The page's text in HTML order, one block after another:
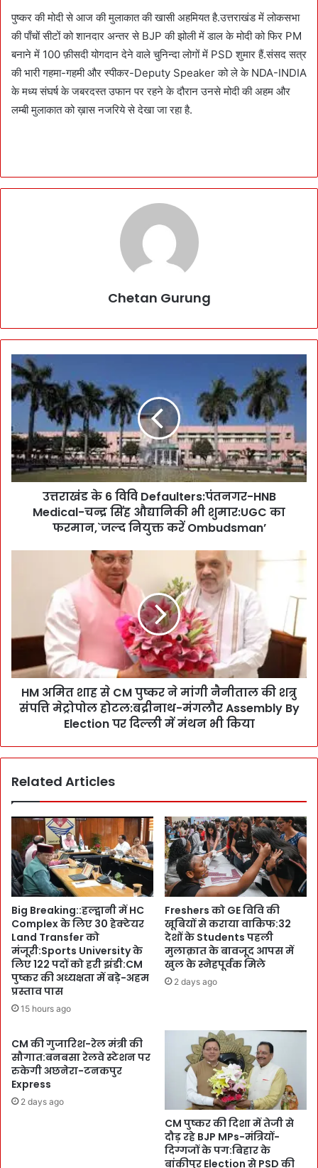
पुष्कर की मोदी से आज की मुलाकात की खासी अहमियत है.उत्तराखंड में लोकसभा
की पाँचों सीटों को शानदार अन्तर से BJP की झोली में डाल के मोदी को फिर PM
बनाने में 100 फ़ीसदी योगदान देने वाले चुनिन्दा लोगों में PSD शुमार हैं.संसद सत्र
की भारी गहमा-गहमी और स्पीकर-Deputy Speaker को ले के NDA-INDIA
के मध्य संघर्ष के जबरदस्त उफान पर रहने के दौरान उनसे मोदी की अहम और
लम्बी मुलाकात को ख़ास नजरिये से देखा जा रहा है.
Chetan Gurung
उ
त्त
रा
खं
के
6
वि
वि
त
H
B
i
c
a
l
-
च
न्द्र
सिं
ह
औ
द्या
नि
शु
मा
र
U
उत्तराखंड के 6 विवि Defaulters:पंतनगर-HNB
Medical-चन्द्र सिंह औद्यानिकी भी शुमार:UGC का
फरमान,`जल्द नियुक्त करें Ombudsman’
C
गी
की
श
त्रु
सं
प
त्ति
मे
ट्रो
पो
ल
हो
:
ब
द्री
HM अमित शाह से CM पुष्कर ने मांगी नैनीताल की शत्रु
संपत्ति मेट्रोपोल होटल:बद्रीनाथ-मंगलौर Assembly By
Election पर दिल्ली में मंथन भी किया
Related Articles
Big Breaking::हल्द्वानी में HC
Complex के लिए 30 हेक्टेयर
Land Transfer को
मंजूरी:Sports University के
लिए 122 पदों को हरी झंडी:CM
पुष्कर की अध्यक्षता में बड़े-अहम
प्रस्ताव पास
15 hours ago
Freshers को GE विवि की
खूबियों से कराया वाकिफ:32
देशों के Students पहली
मुलाक़ात के बावजूद आपस में
खुल के स्नेहपूर्वक मिले
2 days ago
CM की गुजारिश-रेल मंत्री की
सौगात:बनबसा रेलवे स्टेशन पर
रुकेगी अछनेरा-टनकपुर
Express
2 days ago
CM पुष्कर की दिशा में तेजी से
दौड़ रहे BJP MPs-मंत्रियों-
दिग्गजों के पग:बिहार के
बांकीपुर Election से PSD की